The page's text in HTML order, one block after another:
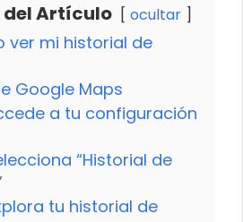
del Artículo ocultar
ver mi historial de
Google Maps
a tu configuración
“Historial de
tu historial de